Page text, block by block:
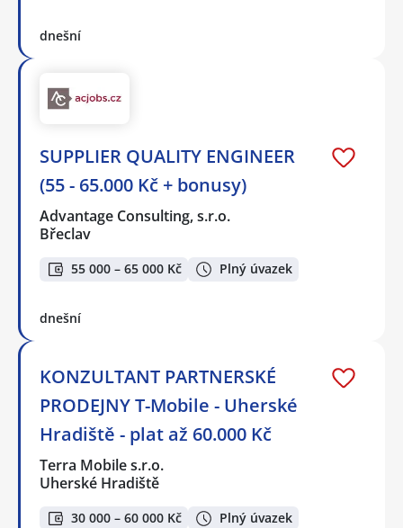
dnešní
SUPPLIER QUALITY ENGINEER
(55 - 65.000 Kč + bonusy)
Advantage Consulting, s.r.o.
Břeclav
55 000 – 65 000 Kč Plný úvazek
dnešní
KONZULTANT PARTNERSKÉ
PRODEJNY T-Mobile - Uherské
Hradiště - plat až 60.000 Kč
Terra Mobile s.r.o.
Uherské Hradiště
30 000 – 60 000 Kč Plný úvazek